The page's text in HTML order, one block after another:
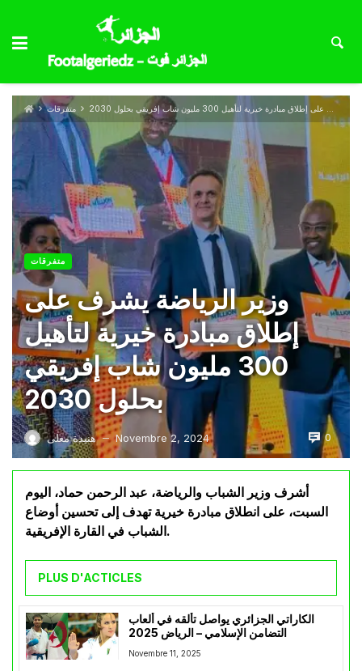
متفرقات وزير الرياضة يشرف على إطلاق مبادرة خيرية لتأهيل 300 مليون شاب إفريقي بحلول 2030
متفرقات
وزير الرياضة يشرف على
إطلاق مبادرة خيرية لتأهيل
300 مليون شاب إفريقي
بحلول 2030
هنيدة معلى — Novembre 2, 2024 0
أشرف وزير الشباب والرياضة، عبد الرحمن حماد، اليوم
السبت، على انطلاق مبادرة خيرية تهدف إلى تحسين أوضاع
الشباب في القارة الإفريقية.
PLUS D'ACTICLES
الكاراتي الجزائري يواصل تألقه في ألعاب
التضامن الإسلامي – الرياض 2025
Novembre 11, 2025